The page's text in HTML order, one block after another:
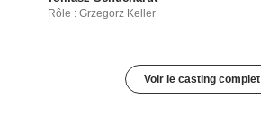
Rôle : Grzegorz Keller
Voir le casting complet